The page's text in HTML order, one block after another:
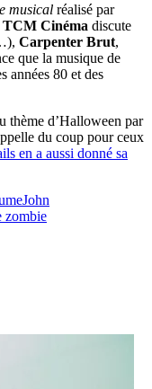
musical réalisé par
TCM Cinéma discute
Carpenter Brut,
que la musique de
années 80 et des
thème d’Halloween par
du coup pour ceux
en a aussi donné sa
John
zombie